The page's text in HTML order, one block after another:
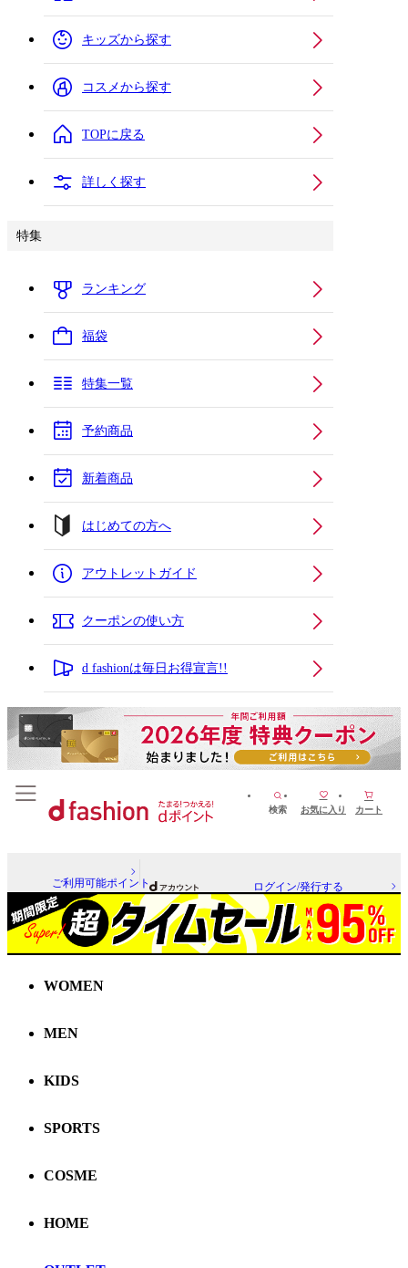
キッズから探す
コスメから探す
TOPに戻る
詳しく探す
特集
ランキング
福袋
特集一覧
予約商品
新着商品
はじめての方へ
アウトレットガイド
クーポンの使い方
d fashionは毎日お得宣言!!
検索 お気に入り カート
ご利用可能ポイント ログイン/発行する
WOMEN
MEN
KIDS
SPORTS
COSME
HOME